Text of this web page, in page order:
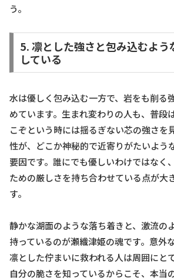
う。
5. 凛とした強さと包み込むよう
している
水は優しく包み込む一方で、岩をも削る
めています。生まれ変わりの人も、普段
こぞという時には揺るぎない芯の強さを
性が、どこか神秘的で近寄りがたいよう
要因です。誰にでも優しいわけではなく
ための厳しさを持ち合わせている点が大
す。
静かな湖面のような落ち着きと、激流の
持っているのが瀬織津姫の魂です。意外
凛とした佇まいに救われる人は周囲にと
自分の脆さを知っているからこそ、本当